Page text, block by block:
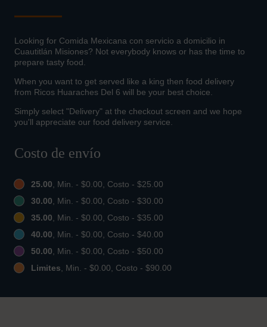
Looking for Comida Mexicana con servicio a domicilio in
Cuautitlán Misiones? Not everybody knows or has the time to
prepare tasty food.
When you want to get served like a king then food delivery
from Ricos Huaraches Del 6 will be your best choice.
Simply select "Delivery" at the checkout screen and we hope
you'll appreciate our food delivery service.
Costo de envío
25.00, Min. - $0.00, Costo - $25.00
30.00, Min. - $0.00, Costo - $30.00
35.00, Min. - $0.00, Costo - $35.00
40.00, Min. - $0.00, Costo - $40.00
50.00, Min. - $0.00, Costo - $50.00
Limites, Min. - $0.00, Costo - $90.00